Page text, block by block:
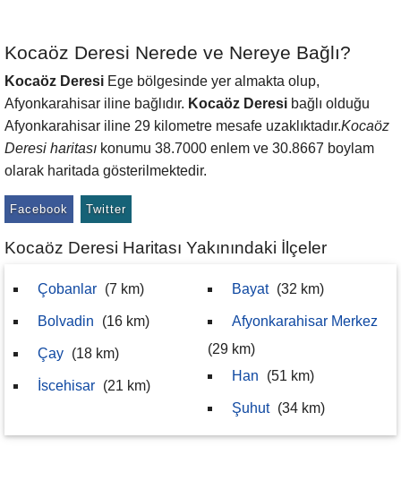
Kocaöz Deresi Nerede ve Nereye Bağlı?
Kocaöz Deresi Ege bölgesinde yer almakta olup,
Afyonkarahisar iline bağlıdır. Kocaöz Deresi bağlı olduğu
Afyonkarahisar iline 29 kilometre mesafe uzaklıktadır.Kocaöz
Deresi haritası konumu 38.7000 enlem ve 30.8667 boylam
olarak haritada gösterilmektedir.
Facebook Twitter
Kocaöz Deresi Haritası Yakınındaki İlçeler
Çobanlar (7 km)
Bolvadin (16 km)
Çay (18 km)
İscehisar (21 km)
Bayat (32 km)
Afyonkarahisar Merkez
(29 km)
Han
(51 km)
Şuhut (34 km)